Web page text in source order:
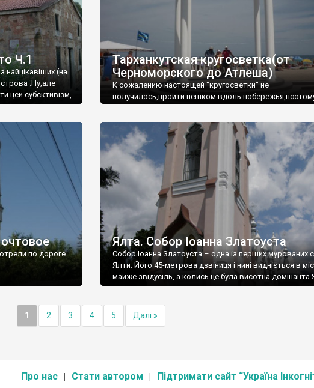
Ч.1
найцікавіших (на
.Ну,але
цей субєктивізм,
Тарханкутская кругосветка(от
Черноморского до Атлеша)
К сожалению настоящей "кругосветки" не
получилось,пройти пешком вдоль
по дороге
Ялта. Собор Іоанна Златоуста
Собор Іоанна Златоуста – одна із перших мурованих
Ялти. Його 45-метрова дзвіниця і нині видніється в
майже звідусіль, а колись це була висотна домінанта
1 2 3 4 5 Далі »
Про нас Стати автором Підтримати сайт “Україна